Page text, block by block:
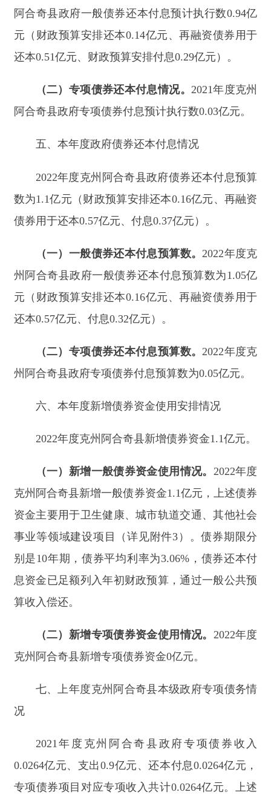
（一）一般债券还本付息预 算 数 。 202 2 年度克
还本 0.57亿元、付息0.32亿元）。
（二）专项债券还本付息预算数。2022年度克
州阿合奇县政府专项债券付息预算数为0.05亿元。
六、 本年度新增债券资金使用安排情况
年度 克州阿合奇县 新增债券资金1.1 亿元。
（一）新增一般债券资金使用情况 。2022年度
克州阿合奇县新增一般债券资金1.1 亿元，上述债券
等领域 建设项目（详见附件3）。债券期限分
别是10年期，债券平均利率为3.06%，债券还本付
息资金已足额列入年初财政预算，通过一般公共预
算收入偿还。
（二）新增专项债券资金使用情况
2021年度克州阿合奇县政府专项债券收入
专项债券项目对应专项收入共计0.0264亿元。上述
债券资金主要用于城镇污水基础设施、保障性租赁
住房、供热工程等重点领域有一定收益的公益性政
府投资项目建设（详见附件4-2） 。债券期限分别是
10年期、15年期、20年期，债券平均 利率为
3.59% ，债券还本付息资金已足额列入年初财政预
算 ，对应项目取得的政府性基金或专项收入等偿
附件：
附件11-1上年度阿合奇县地方政府一
般债务限额、余额情况表
附件11-2上年度阿合奇县地方政府专项债务
限额、余额情况表
附件11-3上年度阿合奇县地方政府债务限
额、余额（含一般债务限额、余额和专项债务限